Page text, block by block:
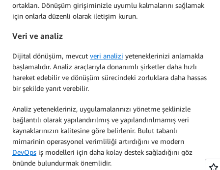
ortakları. Dönüşüm girişiminizle uyumlu kalmalarını sağlamak
için onlarla düzenli olarak iletişim kurun.
Veri ve analiz
Dijital dönüşüm, mevcut veri analizi yeteneklerinizi anlamakla
başlamalıdır. Analiz araçlarıyla donanımlı şirketler daha hızlı
hareket edebilir ve dönüşüm sürecindeki zorluklara daha hassas
bir şekilde yanıt verebilir.
Analiz yetenekleriniz, uygulamalarınızı yönetme şeklinizle
bağlantılı olarak yapılandırılmış ve yapılandırılmamış veri
kaynaklarınızın kalitesine göre belirlenir. Bulut tabanlı
mimarinin operasyonel verimliliği artırdığını ve modern
DevOps iş modelleri için daha kolay destek sağladığını göz
önünde bulundurmak önemlidir.